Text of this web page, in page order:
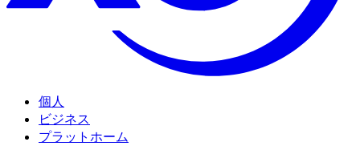
個人
ビジネス
プラットホーム